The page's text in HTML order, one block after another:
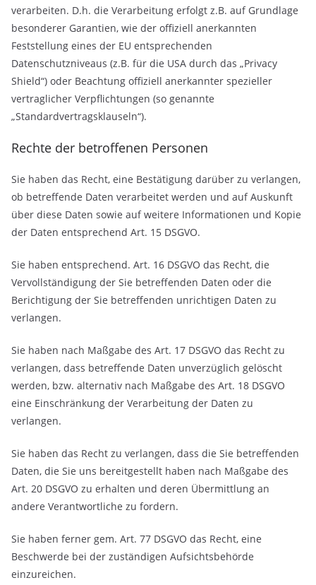
verarbeiten. D.h. die Verarbeitung erfolgt z.B. auf Grundlage
besonderer Garantien, wie der offiziell anerkannten
Feststellung eines der EU entsprechenden
Datenschutzniveaus (z.B. für die USA durch das „Privacy
Shield“) oder Beachtung offiziell anerkannter spezieller
vertraglicher Verpflichtungen (so genannte
„Standardvertragsklauseln“).
Rechte der betroffenen Personen
Sie haben das Recht, eine Bestätigung darüber zu verlangen,
ob betreffende Daten verarbeitet werden und auf Auskunft
über diese Daten sowie auf weitere Informationen und Kopie
der Daten entsprechend Art. 15 DSGVO.
Sie haben entsprechend. Art. 16 DSGVO das Recht, die
Vervollständigung der Sie betreffenden Daten oder die
Berichtigung der Sie betreffenden unrichtigen Daten zu
verlangen.
Sie haben nach Maßgabe des Art. 17 DSGVO das Recht zu
verlangen, dass betreffende Daten unverzüglich gelöscht
werden, bzw. alternativ nach Maßgabe des Art. 18 DSGVO
eine Einschränkung der Verarbeitung der Daten zu
verlangen.
Sie haben das Recht zu verlangen, dass die Sie betreffenden
Daten, die Sie uns bereitgestellt haben nach Maßgabe des
Art. 20 DSGVO zu erhalten und deren Übermittlung an
andere Verantwortliche zu fordern.
Sie haben ferner gem. Art. 77 DSGVO das Recht, eine
Beschwerde bei der zuständigen Aufsichtsbehörde
einzureichen.